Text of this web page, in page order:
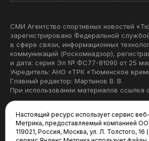
СМИ Агентство спортивных новостей
зарегистрировано Федеральной
в сфере связи, информационных
коммуникаций (Роскомнадзор),
и дата: серия Эл № ФС77-81090 от 25
Учредитель: АНО «ТРК «Тюменское
Главный редактор: Мартынов В. В.
При использовании материалов ссылка
Редакция:
Настоящий ресурс использует сервис
Метрика, предоставляемый компанией
119021, Россия, Москва, ул. Л. Толстого,